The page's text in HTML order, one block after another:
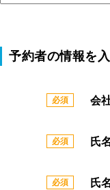
予約者の情報を
会
氏名
氏